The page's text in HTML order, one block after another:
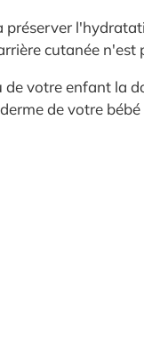
cutanée n'est
votre enfant la
de votre